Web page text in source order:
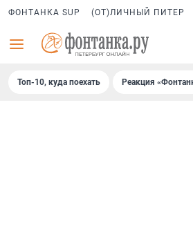
ФОНТАНКА SUP (ОТ)ЛИЧНЫЙ ПИТЕР
Топ-10, куда поехать Реакция